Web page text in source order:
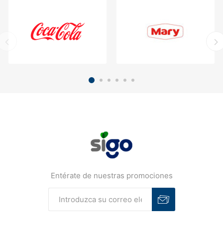
Entérate de nuestras promociones